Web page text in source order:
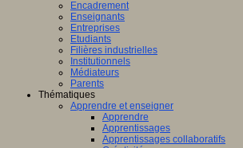
Encadrement
Enseignants
Entreprises
Etudiants
Filières industrielles
Institutionnels
Médiateurs
Parents
Thématiques
Apprendre et enseigner
Apprendre
Apprentissages
Apprentissages collaboratifs